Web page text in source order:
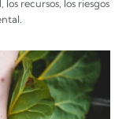
recursos, los riesgos